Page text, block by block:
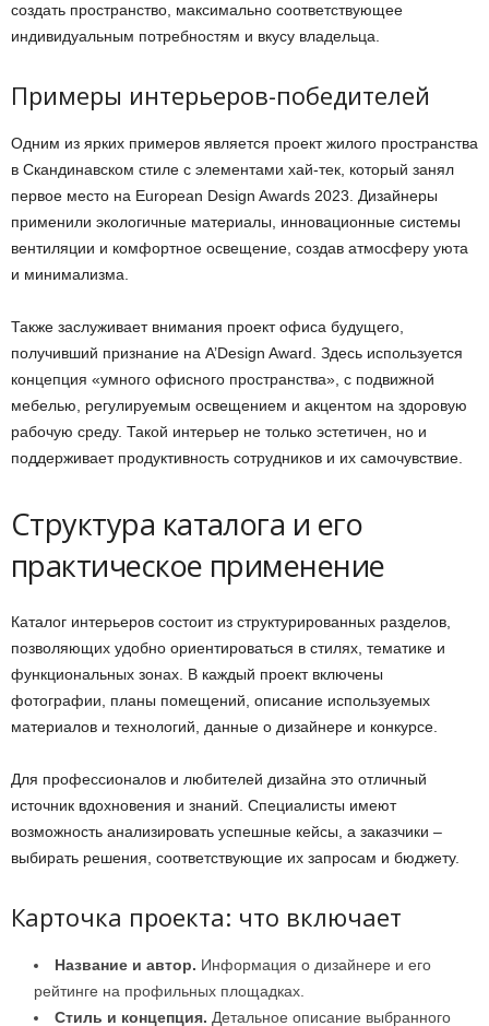
создать пространство, максимально соответствующее
индивидуальным потребностям и вкусу владельца.
Примеры интерьеров-победителей
Одним из ярких примеров является проект жилого пространства
в Скандинавском стиле с элементами хай-тек, который занял
первое место на European Design Awards 2023. Дизайнеры
применили экологичные материалы, инновационные системы
вентиляции и комфортное освещение, создав атмосферу уюта
и минимализма.
Также заслуживает внимания проект офиса будущего,
получивший признание на A’Design Award. Здесь используется
концепция «умного офисного пространства», с подвижной
мебелью, регулируемым освещением и акцентом на здоровую
рабочую среду. Такой интерьер не только эстетичен, но и
поддерживает продуктивность сотрудников и их самочувствие.
Структура каталога и его
практическое применение
Каталог интерьеров состоит из структурированных разделов,
позволяющих удобно ориентироваться в стилях, тематике и
функциональных зонах. В каждый проект включены
фотографии, планы помещений, описание используемых
материалов и технологий, данные о дизайнере и конкурсе.
Для профессионалов и любителей дизайна это отличный
источник вдохновения и знаний. Специалисты имеют
возможность анализировать успешные кейсы, а заказчики –
выбирать решения, соответствующие их запросам и бюджету.
Карточка проекта: что включает
Название и автор. Информация о дизайнере и его
рейтинге на профильных площадках.
Стиль и концепция. Детальное описание выбранного